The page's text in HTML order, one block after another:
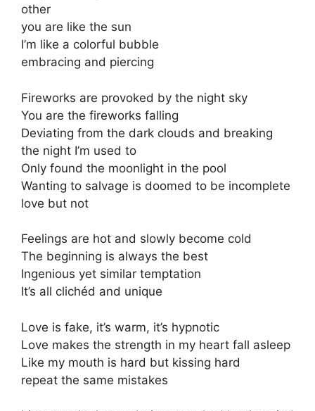
other
you are like the sun
I’m like a colorful bubble
embracing and piercing
Fireworks are provoked by the night sky
You are the fireworks falling
Deviating from the dark clouds and breaking
the night I’m used to
Only found the moonlight in the pool
Wanting to salvage is doomed to be incomplete
love but not
Feelings are hot and slowly become cold
The beginning is always the best
Ingenious yet similar temptation
It’s all clichéd and unique
Love is fake, it’s warm, it’s hypnotic
Love makes the strength in my heart fall asleep
Like my mouth is hard but kissing hard
repeat the same mistakes